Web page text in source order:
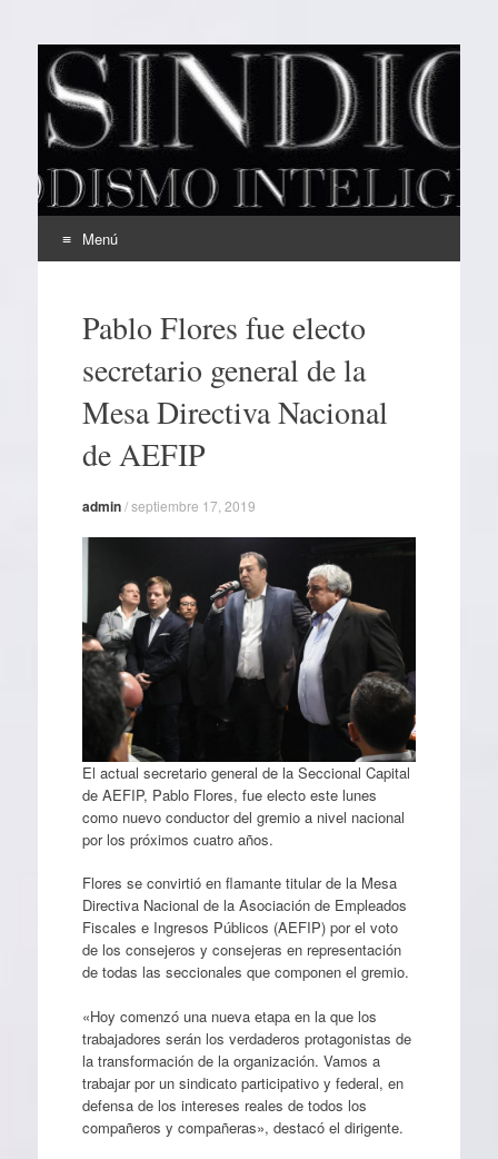
EL SINDICAL
Periodismo Inteligente
Menú
contenidoPablo Flores fue electo
secretario general de la
Mesa Directiva Nacional
de AEFIP
admin/septiembre 17, 2019
El actual secretario general de la Seccional Capital
de AEFIP, Pablo Flores, fue electo este lunes
como nuevo conductor del gremio a nivel nacional
por los próximos cuatro años.
Flores se convirtió en flamante titular de la Mesa
Directiva Nacional de la Asociación de Empleados
Fiscales e Ingresos Públicos (AEFIP) por el voto
de los consejeros y consejeras en representación
de todas las seccionales que componen el gremio.
«Hoy comenzó una nueva etapa en la que los
trabajadores serán los verdaderos protagonistas de
la transformación de la organización. Vamos a
trabajar por un sindicato participativo y federal, en
defensa de los intereses reales de todos los
compañeros y compañeras», destacó el dirigente.